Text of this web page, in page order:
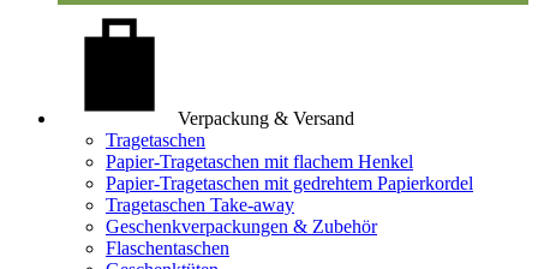
Verpackung & Versand
Tragetaschen
Papier-Tragetaschen mit flachem Henkel
Papier-Tragetaschen mit gedrehtem Papierkordel
Tragetaschen Take-away
Geschenkverpackungen & Zubehör
Flaschentaschen